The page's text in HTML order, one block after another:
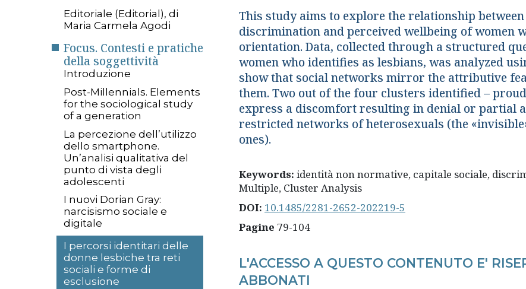
Editoriale (Editorial), di
Maria Carmela Agodi
Focus. Contesti e pratiche
della soggettività
Introduzione
Post-Millennials. Elements
for the sociological study
of a generation
La percezione dell’utilizzo
dello smartphone.
Un’analisi qualitativa del
punto di vista degli
adolescenti
I nuovi Dorian Gray:
narcisismo sociale e
digitale
I percorsi identitari delle
donne lesbiche tra reti
sociali e forme di
esclusione
This study aims to explore the relationship
discrimination and perceived wellbeing of women
orientation. Data, collected through a structured
women who identifies as lesbians, was analyzed
show that social networks mirror the attributive
them. Two out of the four clusters identified –
express a discomfort resulting in denial or partial
restricted networks of heterosexuals (the
ones).
Keywords: identità non normative, capitale sociale,
Multiple, Cluster Analysis
DOI: 10.1485/2281-2652-202219-5
Pagine 79-104
L'ACCESSO A QUESTO CONTENUTO E'
ABBONATI